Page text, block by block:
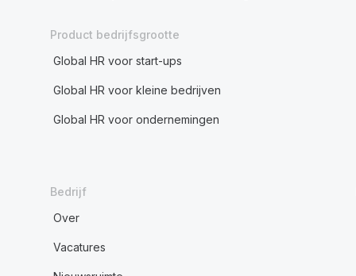
Product bedrijfsgrootte
Global HR voor start-ups
Global HR voor kleine bedrijven
Global HR voor ondernemingen
Bedrijf
Over
Vacatures